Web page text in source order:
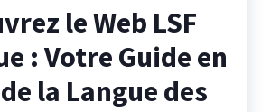
le Web LSF
: Votre Guide en
la Langue des